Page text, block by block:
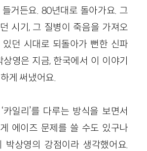
거든요. 80년대로 돌아가요. 그
시기, 그 질병이 죽음을 가져오
던 시대로 되돌아가 뻔한 신파
상영은 지금, 한국에서 이 이야기
게 써냈어요.
카일리’를 다루는 방식을 보면서
에이즈 문제를 쓸 수도 있구나
박상영의 강점이라 생각했어요.